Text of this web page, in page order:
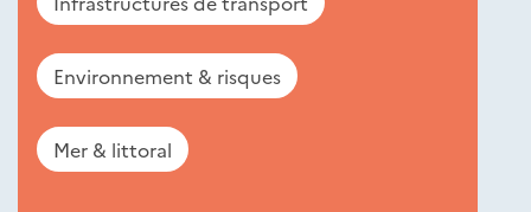
Environnement & risques
Mer & littoral